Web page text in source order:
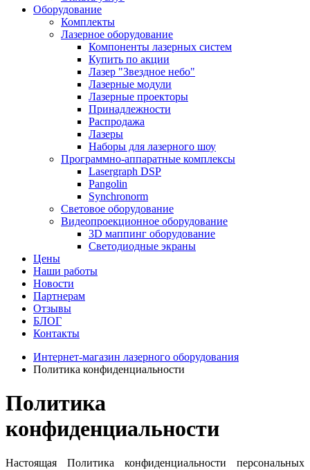
Оборудование
Комплекты
Лазерное оборудование
Компоненты лазерных систем
Купить по акции
Лазер "Звездное небо"
Лазерные модули
Лазерные проекторы
Принадлежности
Распродажа
Лазеры
Наборы для лазерного шоу
Программно-аппаратные комплексы
Lasergraph DSP
Pangolin
Synchronorm
Световое оборудование
Видеопроекционное оборудование
3D маппинг оборудование
Светодиодные экраны
Цены
Наши работы
Новости
Партнерам
Отзывы
БЛОГ
Контакты
Интернет-магазин лазерного оборудования
Политика конфиденциальности
Политика
конфиденциальности
Настоящая Политика конфиденциальности персональных